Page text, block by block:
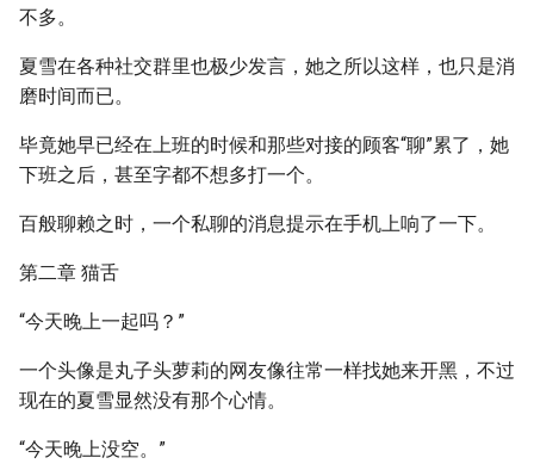
不多。
夏雪在各种社交群里也极少发言，她之所以这样，也只是消
磨时间而已。
毕竟她早已经在上班的时候和那些对接的顾客“聊”累了，她
下班之后，甚至字都不想多打一个。
百般聊赖之时，一个私聊的消息提示在手机上响了一下。
第二章 猫舌
“今天晚上一起吗？”
一个头像是丸子头萝莉的网友像往常一样找她来开黑，不过
现在的夏雪显然没有那个心情。
“今天晚上没空。”